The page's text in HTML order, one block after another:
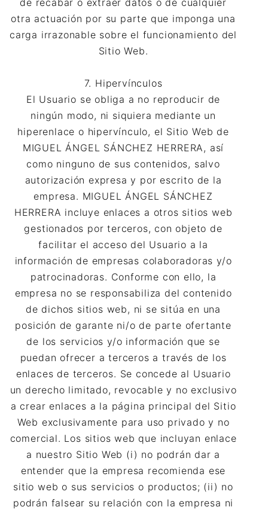
otra actuación por su parte que imponga una
carga irrazonable sobre el funcionamiento del
Sitio Web.
7. Hipervínculos
El Usuario se obliga a no reproducir de
ningún modo, ni siquiera mediante un
hiperenlace o hipervínculo, el Sitio Web de
MIGUEL ÁNGEL SÁNCHEZ HERRERA, así
como ninguno de sus contenidos, salvo
autorización expresa y por escrito de la
empresa. MIGUEL ÁNGEL SÁNCHEZ
HERRERA incluye enlaces a otros sitios web
gestionados por terceros, con objeto de
facilitar el acceso del Usuario a la
información de empresas colaboradoras y/o
patrocinadoras. Conforme con ello, la
empresa no se responsabiliza del contenido
de dichos sitios web, ni se sitúa en una
posición de garante ni/o de parte ofertante
de los servicios y/o información que se
puedan ofrecer a terceros a través de los
enlaces de terceros. Se concede al Usuario
un derecho limitado, revocable y no exclusivo
a crear enlaces a la página principal del Sitio
Web exclusivamente para uso privado y no
comercial. Los sitios web que incluyan enlace
a nuestro Sitio Web (i) no podrán dar a
entender que la empresa recomienda ese
sitio web o sus servicios o productos; (ii) no
podrán falsear su relación con la empresa ni